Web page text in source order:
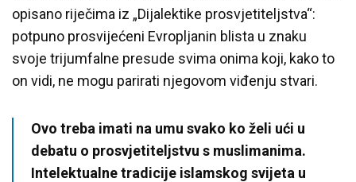
opisano riječima iz „Dijalektike prosvjetiteljstva“:
potpuno prosvijećeni Evropljanin blista u znaku
svoje trijumfalne presude svima onima koji, kako to
on vidi, ne mogu parirati njegovom viđenju stvari.
Ovo treba imati na umu svako ko želi ući u
debatu o prosvjetiteljstvu s muslimanima.
Intelektualne tradicije islamskog svijeta u